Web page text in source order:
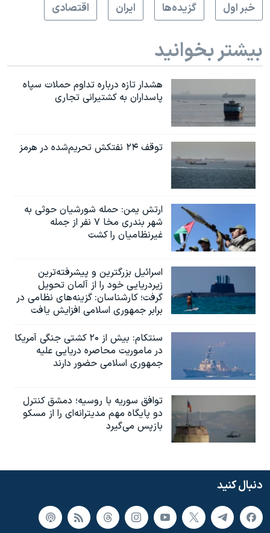
خبر اول
گزيده‌ها ايران اقتصادی
بیشتر بخوانید
هشدار تازه درباره تداوم حملات سپاه
پاسداران به کشتیرانی تجاری
توقف ۲۴ نفتکش تحریم‌شده در هرمز
ارتش یمن: حمله شورشیان حوثی به
شهر بندری مخا ۷ نفر از جمله
غیرنظامیان را کشت
اسرائيل بزرگترین و پیشرفته‌ترین
زیردریایی خود را از آلمان تحویل
گرفت؛ کارشناسان: گزینه‌های نظامی در
برابر جمهوری اسلامی افزایش یافت
سنتکام: بیش از ۲۰ کشتی جنگی آمریکا
در ماموریت محاصره دریایی علیه
جمهوری اسلامی حضور دارند
توافق سوریه با روسیه؛ دمشق کنترل
دو پایگاه مهم مدیترانه‌ای را از مسکو
بازپس می‌گیرد
دنبال کنید